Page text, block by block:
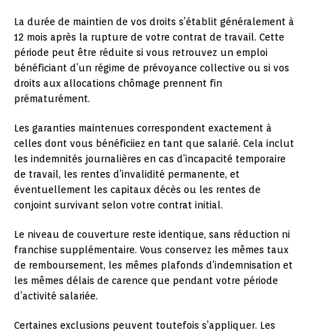
La durée de maintien de vos droits s’établit généralement à
12 mois après la rupture de votre contrat de travail. Cette
période peut être réduite si vous retrouvez un emploi
bénéficiant d’un régime de prévoyance collective ou si vos
droits aux allocations chômage prennent fin
prématurément.
Les garanties maintenues correspondent exactement à
celles dont vous bénéficiiez en tant que salarié. Cela inclut
les indemnités journalières en cas d’incapacité temporaire
de travail, les rentes d’invalidité permanente, et
éventuellement les capitaux décès ou les rentes de
conjoint survivant selon votre contrat initial.
Le niveau de couverture reste identique, sans réduction ni
franchise supplémentaire. Vous conservez les mêmes taux
de remboursement, les mêmes plafonds d’indemnisation et
les mêmes délais de carence que pendant votre période
d’activité salariée.
Certaines exclusions peuvent toutefois s’appliquer. Les